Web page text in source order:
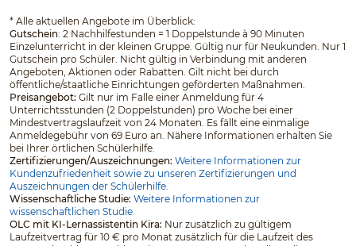
* Alle aktuellen Angebote im Überblick:
Gutschein: 2 Nachhilfestunden = 1 Doppelstunde à 90 Minuten
Einzelunterricht in der kleinen Gruppe. Gültig nur für Neukunden. Nur 1
Gutschein pro Schüler. Nicht gültig in Verbindung mit anderen
Angeboten, Aktionen oder Rabatten. Gilt nicht bei durch
öffentliche/staatliche Einrichtungen geförderten Maßnahmen.
Preisangebot: Gilt nur im Falle einer Anmeldung für 4
Unterrichtsstunden (2 Doppelstunden) pro Woche bei einer
Mindestvertragslaufzeit von 24 Monaten. Es fällt eine einmalige
Anmeldegebühr von 69 Euro an. Nähere Informationen erhalten Sie
bei Ihrer örtlichen Schülerhilfe.
Zertifizierungen/Auszeichnungen: Weitere Informationen zur
Kundenzufriedenheit sowie zu unseren Zertifizierungen und
Auszeichnungen der Schülerhilfe.
Wissenschaftliche Studie: Weitere Informationen zur
wissenschaftlichen Studie.
OLC mit KI-Lernassistentin Kira: Nur zusätzlich zu gültigem
Laufzeitvertrag für 10 € pro Monat zusätzlich für die Laufzeit des